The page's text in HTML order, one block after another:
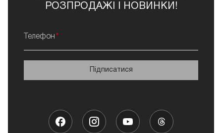
РОЗПРОДАЖІ І НОВИНКИ!
Телефон
Підписатися